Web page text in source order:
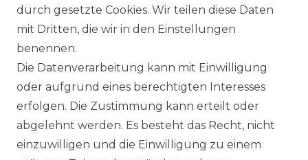
INFORMATIONEN & SERVICE
BLOG
ZAHLUNG & VERSAND
AUFBAUANLEITUNGEN
TIPS & TRICKS
durch gesetzte Cookies. Wir teilen diese Daten
mit Dritten, die wir in den Einstellungen
benennen.
Die Datenverarbeitung kann mit Einwilligung
oder aufgrund eines berechtigten Interesses
erfolgen. Die Zustimmung kann erteilt oder
abgelehnt werden. Es besteht das Recht, nicht
einzuwilligen und die Einwilligung zu einem